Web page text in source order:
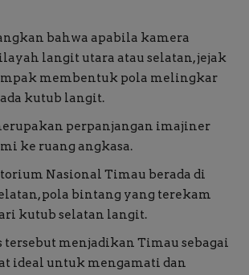
bahwa apabila kamera
langit utara atau selatan, jejak
membentuk pola melingkar
kutub langit.
perpanjangan imajiner
ke ruang angkasa.
Nasional Timau berada di
pola bintang yang terekam
kutub selatan langit.
tersebut menjadikan Timau sebagai
ideal untuk mengamati dan